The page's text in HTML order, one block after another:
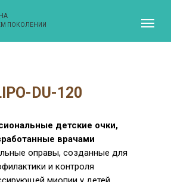
ПОКОЛЕНИИ
детские очки,
врачами
оправы, созданные для
и контроля
DU-120